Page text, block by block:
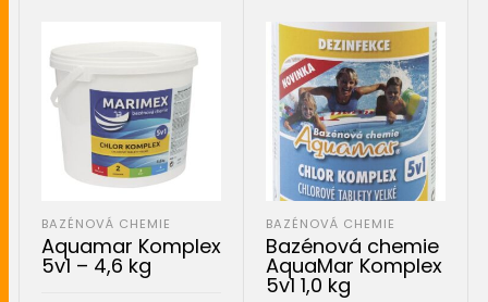
BAZÉNOVÁ CHEMIE
Aquamar Komplex
5v1 – 4,6 kg
BAZÉNOVÁ CHEMIE
Bazénová chemie
AquaMar Komplex
5v1 1,0 kg